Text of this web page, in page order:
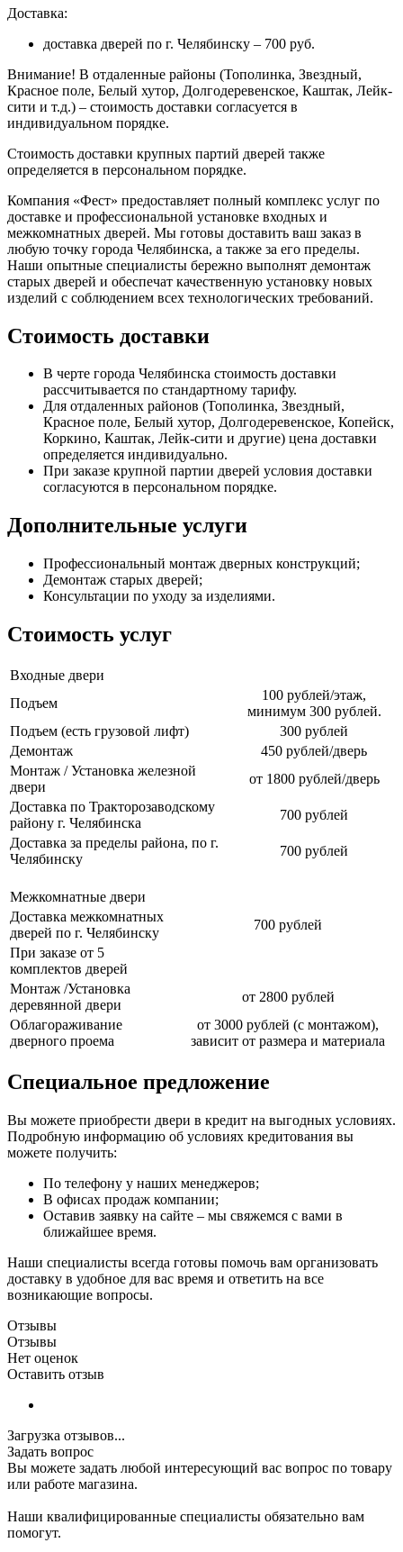
Доставка:
доставка дверей по г. Челябинску – 700 руб.
Внимание! В отдаленные районы (Тополинка, Звездный,
Красное поле, Белый хутор, Долгодеревенское, Каштак, Лейк-
сити и т.д.) – стоимость доставки согласуется в
индивидуальном порядке.
Стоимость доставки крупных партий дверей также
определяется в персональном порядке.
Компания «Фест» предоставляет полный комплекс услуг по
доставке и профессиональной установке входных и
межкомнатных дверей. Мы готовы доставить ваш заказ в
любую точку города Челябинска, а также за его пределы.
Наши опытные специалисты бережно выполнят демонтаж
старых дверей и обеспечат качественную установку новых
изделий с соблюдением всех технологических требований.
Стоимость доставки
В черте города Челябинска стоимость доставки
рассчитывается по стандартному тарифу.
Для отдаленных районов (Тополинка, Звездный,
Красное поле, Белый хутор, Долгодеревенское, Копейск,
Коркино, Каштак, Лейк-сити и другие) цена доставки
определяется индивидуально.
При заказе крупной партии дверей условия доставки
согласуются в персональном порядке.
Дополнительные услуги
Профессиональный монтаж дверных конструкций;
Демонтаж старых дверей;
Консультации по уходу за изделиями.
Стоимость услуг
Входные двери
Подъем
100 рублей/этаж,
минимум 300 рублей.
Подъем (есть грузовой лифт)
300 рублей
Демонтаж
450 рублей/дверь
Монтаж / Установка железной
двери
от 1800 рублей/дверь
Доставка по Тракторозаводскому
району г. Челябинска
700 рублей
Доставка за пределы района, по г.
Челябинску
700 рублей
Межкомнатные двери
Доставка межкомнатных
дверей по г. Челябинску
700 рублей
При заказе от 5
комплектов дверей
Монтаж /Установка
деревянной двери
от 2800 рублей
Облагораживание
дверного проема
от 3000 рублей (с монтажом),
зависит от размера и материала
Специальное предложение
Вы можете приобрести двери в кредит на выгодных условиях.
Подробную информацию об условиях кредитования вы
можете получить:
По телефону у наших менеджеров;
В офисах продаж компании;
Оставив заявку на сайте – мы свяжемся с вами в
ближайшее время.
Наши специалисты всегда готовы помочь вам организовать
доставку в удобное для вас время и ответить на все
возникающие вопросы.
Отзывы
Отзывы
Нет оценок
Оставить отзыв
Загрузка отзывов...
Задать вопрос
Вы можете задать любой интересующий вас вопрос по товару
или работе магазина.
Наши квалифицированные специалисты обязательно вам
помогут.